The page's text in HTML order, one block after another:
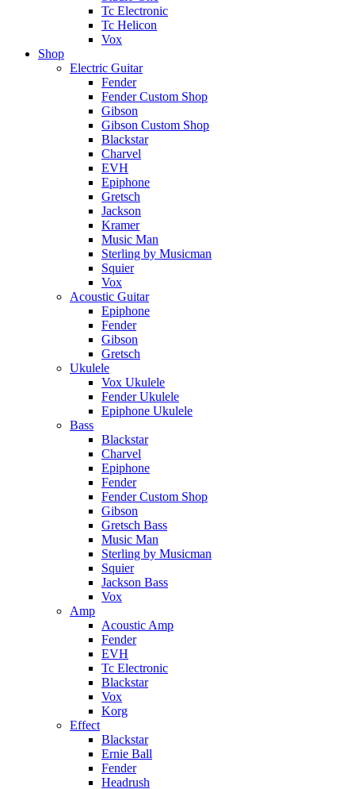
Tc Electronic
Tc Helicon
Vox
Shop
Electric Guitar
Fender
Fender Custom Shop
Gibson
Gibson Custom Shop
Blackstar
Charvel
EVH
Epiphone
Gretsch
Jackson
Kramer
Music Man
Sterling by Musicman
Squier
Vox
Acoustic Guitar
Epiphone
Fender
Gibson
Gretsch
Ukulele
Vox Ukulele
Fender Ukulele
Epiphone Ukulele
Bass
Blackstar
Charvel
Epiphone
Fender
Fender Custom Shop
Gibson
Gretsch Bass
Music Man
Sterling by Musicman
Squier
Jackson Bass
Vox
Amp
Acoustic Amp
Fender
EVH
Tc Electronic
Blackstar
Vox
Korg
Effect
Blackstar
Ernie Ball
Fender
Headrush